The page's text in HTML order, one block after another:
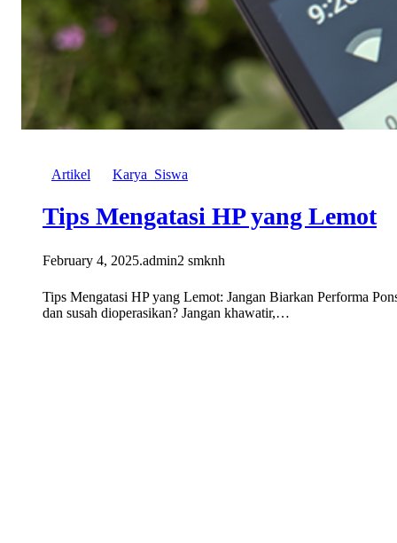
Artikel Karya_Siswa
Tips Mengatasi HP yang Lemot
February 4, 2025.admin2 smknh
Tips Mengatasi HP yang Lemot: Jangan Biarkan Performa
dan susah dioperasikan? Jangan khawatir,…